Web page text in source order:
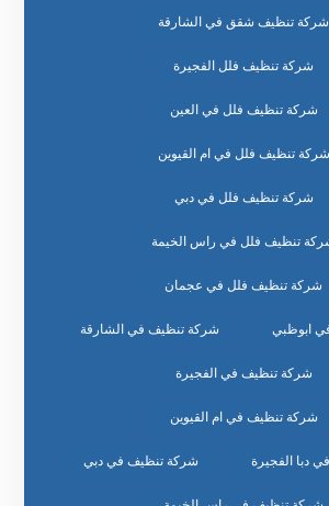
شركة تنظيف شقق في الشارقة
شركة تنظيف فلل الفجيرة
شركة تنظيف فلل في العين
شركة تنظيف فلل في ام القيوين
شركة تنظيف فلل في دبي
تنظيف فلل في راس الخيمة
شركة تنظيف فلل في عجمان
ابوظبي شركة تنظيف في الشارقة
شركة تنظيف في الفجيرة
شركة تنظيف في ام القيوين
دبا الفجيرة شركة تنظيف في دبي